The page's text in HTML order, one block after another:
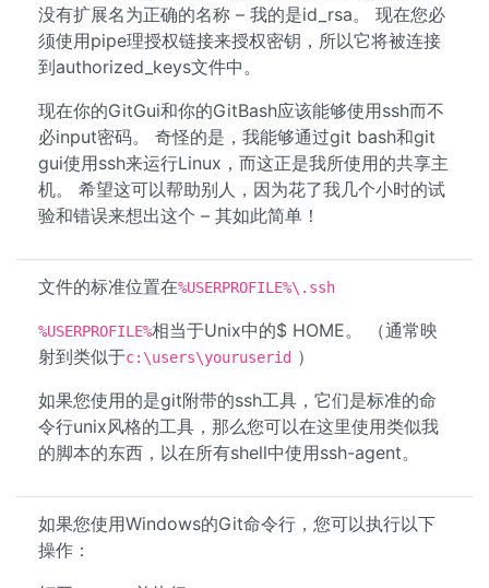
没有扩展名为正确的名称 – 我的是id_rsa。 现在您必
须使用pipe理授权链接来授权密钥，所以它将被连接
到authorized_keys文件中。
现在你的GitGui和你的GitBash应该能够使用ssh而不
必input密码。 奇怪的是，我能够通过git bash和git
gui使用ssh来运行Linux，而这正是我所使用的共享主
机。 希望这可以帮助别人，因为花了我几个小时的试
验和错误来想出这个 – 其如此简单！
文件的标准位置在%USERPROFILE%\.ssh
%USERPROFILE%相当于Unix中的$ HOME。 （通常映
射到类似于c:\users\youruserid ）
如果您使用的是git附带的ssh工具，它们是标准的命
令行unix风格的工具，那么您可以在这里使用类似我
的脚本的东西，以在所有shell中使用ssh-agent。
如果您使用Windows的Git命令行，您可以执行以下
操作：